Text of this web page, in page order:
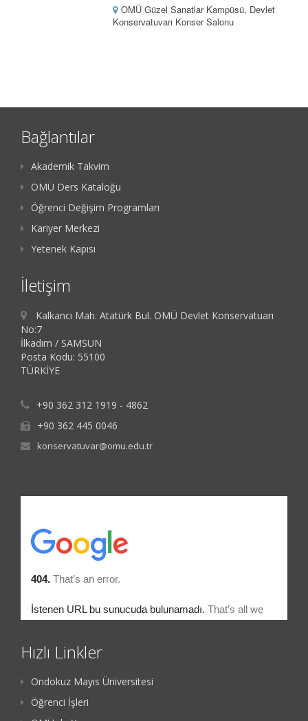
OMÜ Güzel Sanatlar Kampüsü, Devlet
Konservatuvarı Konser Salonu
Bağlantılar
Akademik Takvim
OMÜ Ders Kataloğu
Öğrenci Değişim Programları
Kariyer Merkezi
Yetenek Kapısı
İletişim
Kalkancı Mah. Atatürk Bul. OMÜ Devlet Konservatuarı
No:7
İlkadım / SAMSUN
Posta Kodu: 55100
TÜRKİYE
+90 362 312 1919 - 4862
+90 362 445 0046
konservatuvar@omu.edu.tr
Hızlı Linkler
Ondokuz Mayıs Üniversitesi
Öğrenci İşleri